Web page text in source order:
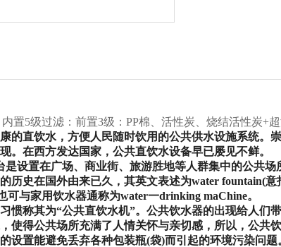
内置5级过滤：前置3级：PP棉、活性炭、烧结活性炭+
的直饮水，方便人民随时饮用的公共供水设施系统。
。在西方发达国家，公共直饮水设备早已屡见不鲜。
是设置在广场、商业街、旅游胜地等人群集中的公共
历史在国外由来已久，其英文表述为water fountain(意
可与家用饮水器通称为water一drinking maChine。
惯称其为“公共直饮水机”。公共饮水器的出现给人们
使得公共场所充满了人情关怀与亲切感，所以，公共
设置能避免丢弃各种包装瓶(袋)而引起的环境污染问